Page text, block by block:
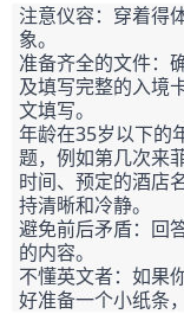
注意仪容：穿着得
象。
准备齐全的文件：
及填写完整的入境
文填写。
年龄在35岁以下的
题，例如第几次来
时间、预定的酒店
持清晰和冷静。
避免前后矛盾：回
的内容。
不懂英文者：如果
好准备一个小纸条